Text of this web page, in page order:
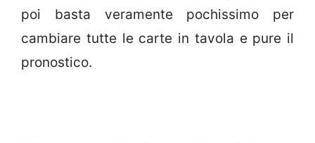
poi basta veramente pochissimo per
cambiare tutte le carte in tavola e pure il
pronostico.